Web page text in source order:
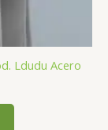
Ldudu Acero